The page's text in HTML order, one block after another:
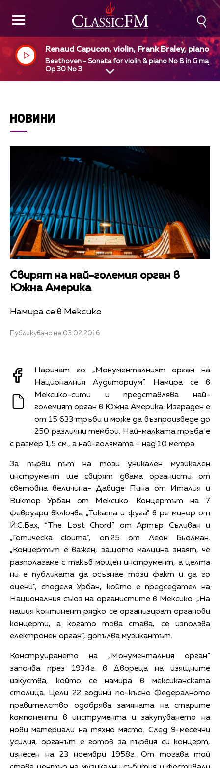
Renaud Capucon, violin, Frank Braley, piano
Beethoven - Sonata for violin & piano No 8 in G major
Op 30 No 3
НОВИНИ
Свирят на най-големия орган в
Южна Америка
Намира се в Мексико
Публикувано на 03.02.2016
Наричат го „Монументалният орган на
Националния Аудиториум”. Намира се в
Мексико-сити и представлява най-
големият орган в Южна Америка. Изграден е
от 15 633 тръби и може да възпроизведе до
250 различни тембри. Най-малката тръба е
с размер 1,5 см., а най-голямата – над 10 метра.
За първи път на този уникален музикален
инструмент ще свирят двама органисти от
световна величина- Давиде Пина от Италия и
Виктор Урбан от Мексико. Концертът на 7
февруари включва „Токата и фуга" в ре минор от
Й.С.Бах, “The Lost Chord” от Артър Съливан и
„Готическа сюита”, оп.25 от Леон Бьолман.
„Концертът е важен, защото малцина знаят, че
разполагаме с такъв мощен инструмент, а целта
ни е публиката да осъзнае този факт и да го
оцени”, споделя Урбан, който е председател на
Националния съюз на органистите в Мексико. „На
нашия континент рядко се организират органови
концерти, а когато това става, се използва
електронен орган”, допълва музикантът.
Конструирането на „Монументалния орган”
започва през 1934г. в Двореца на изящните
изкуства, който се намира в мексиканската
столица. Цели 22 години по-късно Федералното
правителство одобрява замяната на старите
компоненти в инструмента и закупуването на
нови материали на тяхно място. След 9-месечни
усилия, органът е готов за първия си концерт,
изнесен на 23 ноември 1958г. От тогава той